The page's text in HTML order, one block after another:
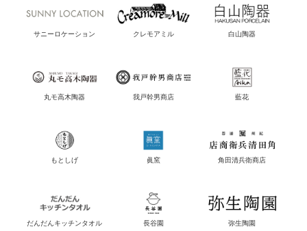
サニーロケーション クレモアミル 白山陶器
丸モ高木陶器 我戸幹男商店 藍花
もとしげ 眞窯 角田清兵衛商店
だんだんキッチンタオル 長谷園 弥生陶園